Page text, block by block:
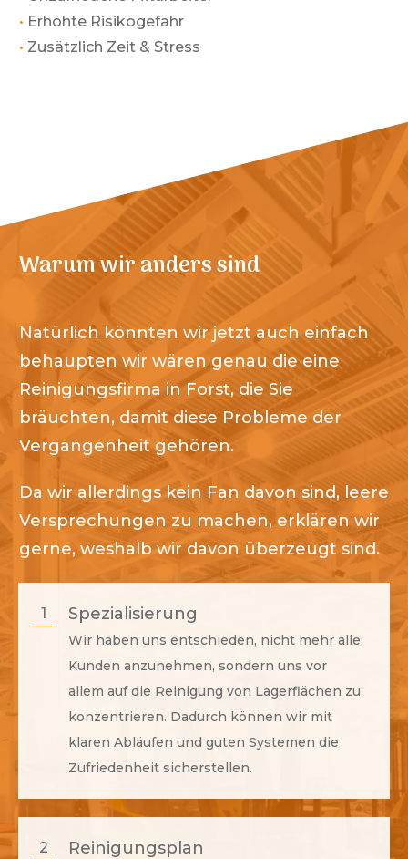
• Erhöhte Risikogefahr
• Zusätzlich Zeit & Stress
Warum wir anders sind
Natürlich könnten wir jetzt auch einfach
behaupten wir wären genau die eine
Reinigungsfirma in Forst, die Sie
bräuchten, damit diese Probleme der
Vergangenheit gehören.
Da wir allerdings kein Fan davon sind, leere
Versprechungen zu machen, erklären wir
gerne, weshalb wir davon überzeugt sind.
1 Spezialisierung
Wir haben uns entschieden, nicht mehr alle
Kunden anzunehmen, sondern uns vor
allem auf die Reinigung von Lagerflächen zu
konzentrieren. Dadurch können wir mit
klaren Abläufen und guten Systemen die
Zufriedenheit sicherstellen.
2 Reinigungsplan